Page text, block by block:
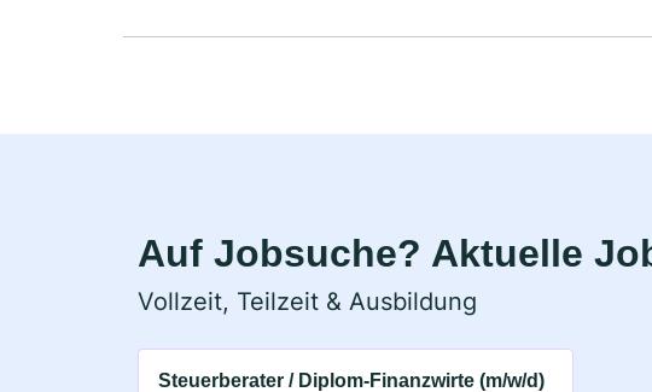
Auf Jobsuche? Aktuelle
Vollzeit, Teilzeit & Ausbildung
Steuerberater / Diplom-Finanzwirte (m/w/d)